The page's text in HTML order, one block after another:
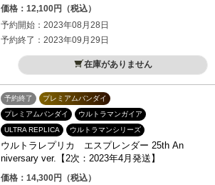
価格：12,100円（税込）
予約開始：2023年08月28日
予約終了：2023年09月29日
在庫がありません
予約終了
プレミアムバンダイ
プレミアムバンダイ
ウルトラマンガイア
ULTRA REPLICA
ウルトラマンシリーズ
ウルトラレプリカ エスプレンダー 25th An
niversary ver.【2次：2023年4月発送】
価格：14,300円（税込）